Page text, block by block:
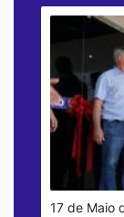
17 de Maio